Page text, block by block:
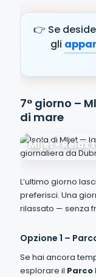
👉 Se
gli
7° giorno –
di mare
Mljet • Relax
L’ultimo giorno
preferisci. Una
rilassato — senza
Opzione 1 –
Se hai ancora
esplorare il Parco